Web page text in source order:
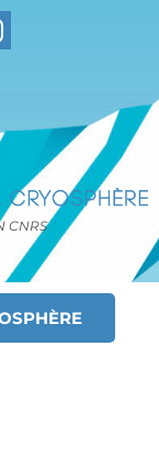
CNRS